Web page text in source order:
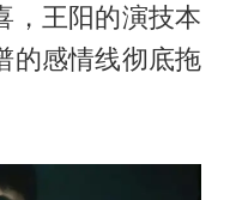
，王阳的演技本
的感情线彻底拖